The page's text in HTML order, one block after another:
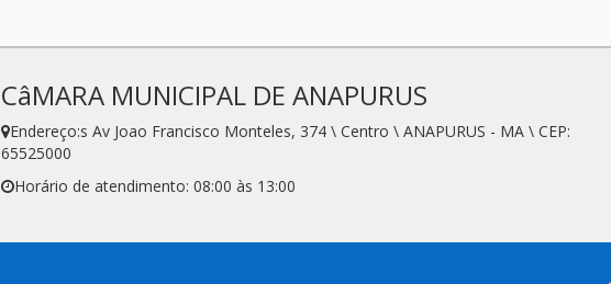
CâMARA MUNICIPAL DE ANAPURUS
Endereço:s Av Joao Francisco Monteles, 374 \ Centro \ ANAPURUS - MA \ CEP:
65525000
Horário de atendimento: 08:00 às 13:00